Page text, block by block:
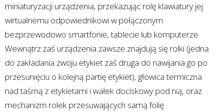
miniaturyzacji urządzenia, przekazując rolę klawiatury jej
wirtualnemu odpowiednikowi w połączonym
bezprzewodowo smartfonie, tablecie lub komputerze.
Wewnątrz zaś urządzenia zawsze znajdują się rolki (jedna
do zakładania zwoju etykiet zaś druga do nawijania go po
przesunięciu o kolejną partię etykiet), głowica termiczna
nad taśmą z etykietami i wałek dociskowy pod nią, oraz
mechanizm rolek przesuwających samą folię